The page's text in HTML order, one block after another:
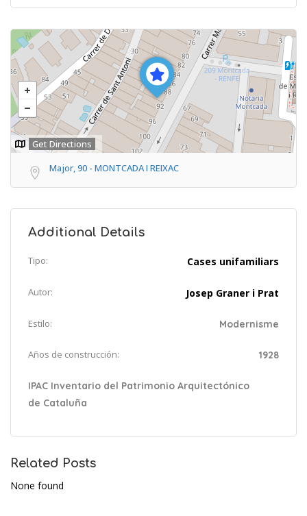
Get Directions
Major, 90 - MONTCADA I REIXAC
Additional Details
Tipo: Cases unifamiliars
Autor: Josep Graner i Prat
Estilo: Modernisme
Años de construcción: 1928
IPAC Inventario del Patrimonio Arquitectónico
de Cataluña
Related Posts
None found